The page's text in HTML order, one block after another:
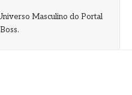
Masculino do Portal